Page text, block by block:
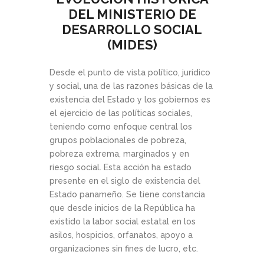
DEL MINISTERIO DE
DESARROLLO SOCIAL
(MIDES)
Desde el punto de vista político, jurídico
y social, una de las razones básicas de la
existencia del Estado y los gobiernos es
el ejercicio de las políticas sociales,
teniendo como enfoque central los
grupos poblacionales de pobreza,
pobreza extrema, marginados y en
riesgo social. Esta acción ha estado
presente en el siglo de existencia del
Estado panameño. Se tiene constancia
que desde inicios de la República ha
existido la labor social estatal en los
asilos, hospicios, orfanatos, apoyo a
organizaciones sin fines de lucro, etc.